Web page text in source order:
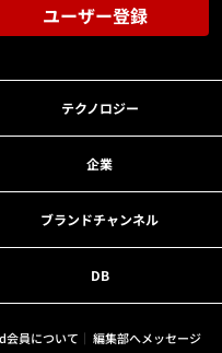
ユーザー登録
テクノロジー
企業
ブランドチャンネル
DB
会員について
編集部へメッセージ